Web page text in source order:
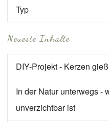
Typ
Neueste Inhalte
DIY-Projekt - Kerzen
In der Natur unterwegs -
unverzichtbar ist